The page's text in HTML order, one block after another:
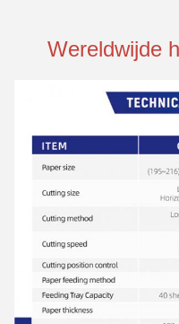
Wereldwijde